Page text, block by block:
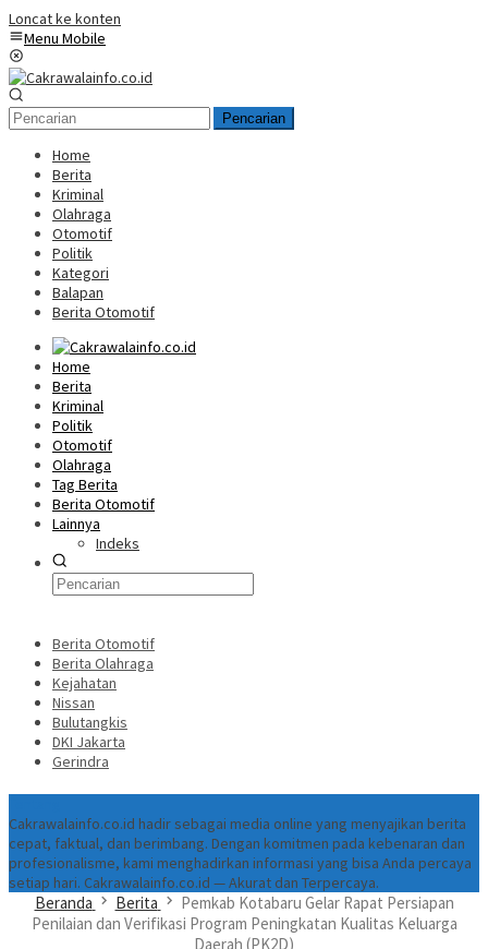
Loncat ke konten
Menu Mobile
Pencarian
Home
Berita
Kriminal
Olahraga
Otomotif
Politik
Kategori
Balapan
Berita Otomotif
Home
Berita
Kriminal
Politik
Otomotif
Olahraga
Tag Berita
Berita Otomotif
Lainnya
Indeks
Berita Otomotif
Berita Olahraga
Kejahatan
Nissan
Bulutangkis
DKI Jakarta
Gerindra
Cakrawalainfo.co.id hadir sebagai media online yang menyajikan berita
cepat, faktual, dan berimbang. Dengan komitmen pada kebenaran dan
profesionalisme, kami menghadirkan informasi yang bisa Anda percaya
setiap hari. Cakrawalainfo.co.id — Akurat dan Terpercaya.
Beranda Berita
‎Pemkab Kotabaru Gelar Rapat Persiapan
Penilaian dan Verifikasi Program Peningkatan Kualitas Keluarga
Daerah (PK2D)